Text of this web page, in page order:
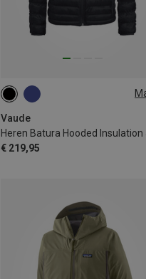
Vaude
Heren Batura Hooded Insulation
€ 219,95
S M